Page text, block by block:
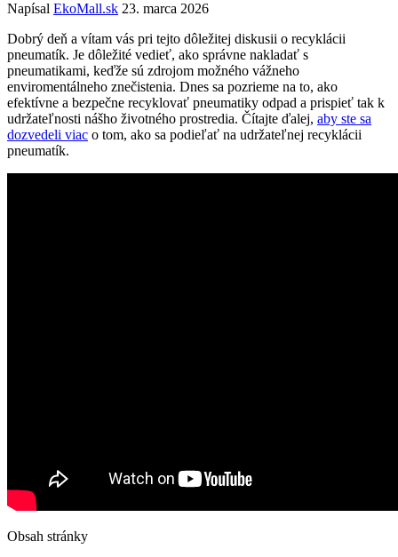
Napísal EkoMall.sk 23. marca 2026
Dobrý deň a vítam vás pri tejto dôležitej diskusii o recyklácii
pneumatík. Je dôležité vedieť, ako správne nakladať s
pneumatikami, keďže sú zdrojom možného vážneho
enviromentálneho znečistenia. Dnes sa pozrieme na to, ako
efektívne a bezpečne recyklovať pneumatiky odpad a prispieť tak k
udržateľnosti nášho životného prostredia. Čítajte ďalej, aby ste sa
dozvedeli viac o tom, ako sa podieľať na udržateľnej recyklácii
pneumatík.
Obsah stránky